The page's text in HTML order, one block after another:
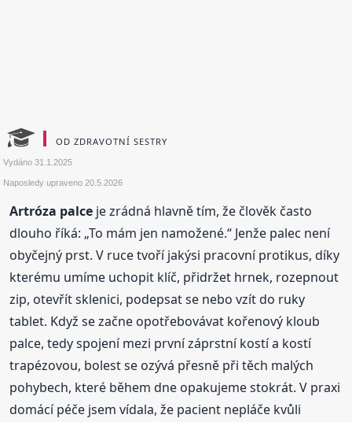
OD ZDRAVOTNÍ SESTRY
Vydáno31.1.2025
Naposledy upraveno20.5.2026
Artróza palce je zrádná hlavně tím, že člověk často
dlouho říká: „To mám jen namožené.“ Jenže palec není
obyčejný prst. V ruce tvoří jakýsi pracovní protikus, díky
kterému umíme uchopit klíč, přidržet hrnek, rozepnout
zip, otevřít sklenici, podepsat se nebo vzít do ruky
tablet. Když se začne opotřebovávat kořenový kloub
palce, tedy spojení mezi první záprstní kostí a kostí
trapézovou, bolest se ozývá přesně při těch malých
pohybech, které během dne opakujeme stokrát. V praxi
domácí péče jsem vídala, že pacient nepláče kvůli